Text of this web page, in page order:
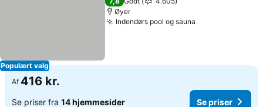
Populært valg
Øyer
Indendørs pool og sauna
Af 416 kr.
Se priser fra 14 hjemmesider Se priser